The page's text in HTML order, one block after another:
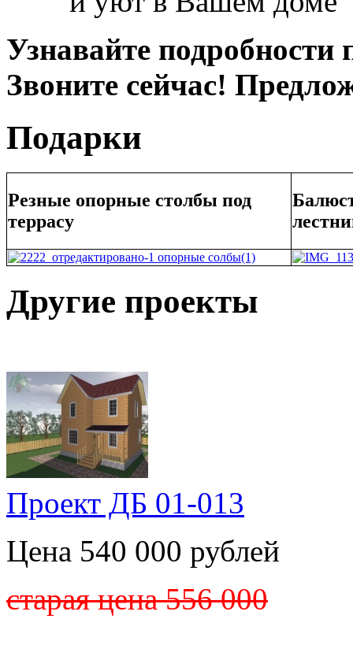
Узнавайте подробности
Звоните сейчас!
Подарки
Резные опорные столбы под
террасу
Другие проекты
Проект ДБ 01-013
Цена 540 000 рублей
старая цена 556 000